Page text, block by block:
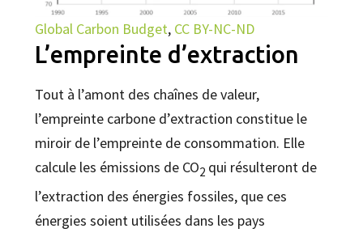
Global Carbon Budget, CC BY-NC-ND
L’empreinte d’extraction
Tout à l’amont des chaînes de valeur,
l’empreinte carbone d’extraction constitue le
miroir de l’empreinte de consommation. Elle
calcule les émissions de CO2qui résulteront de
l’extraction des énergies fossiles, que ces
énergies soient utilisées dans les pays